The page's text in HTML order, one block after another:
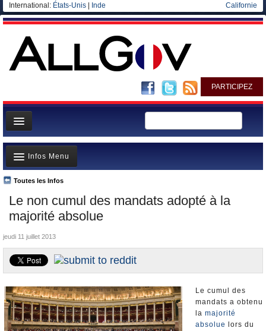
International: États-Unis Inde Californie
PARTICIPEZ
Page d'accueil
Infos
Gouvernement
Ministères/Directions
Blog
Elections européennes
Le non cumul des mandats adopté à la
majorité absolue
Toutes les Infos
Infos Menu
A la Une
Polémiques
Où va l’argent?
La France et le Monde
Nominations et Démissions
Elections européennes
Infos insolites
jeudi 11 juillet 2013
Le cumul des
mandats a obtenu
la majorité
absolue
lors du